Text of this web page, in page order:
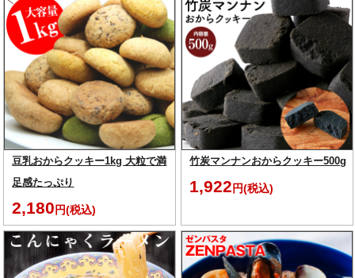
豆乳おからクッキー1kg 大粒で満
足感たっぷり
2,180円(税込)
竹炭マンナンおからクッキー500g
1,922円(税込)